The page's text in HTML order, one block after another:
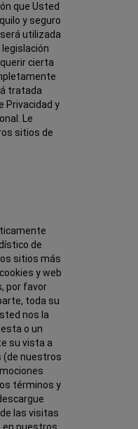
que Usted
y seguro
utilizada
cierta
tratada
Privacidad y
Le
sitios de
de
sitios más
y web
por favor
toda su
nos la
o un
su vista a
(de nuestros
términos y
las visitas